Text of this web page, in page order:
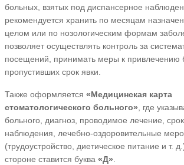
больных, взятых под диспансерное
рекомендуется хранить по месяцам
целом или по нозологическим формам
позволяет осуществлять контроль за
посещений, принимать меры к привлечению
пропустивших срок явки.
Также оформляется «Медицинская карта
стоматологического больного», где
больного, диагноз, проводимое лечение,
наблюдения, лечебно-оздоровительные
(трудоустройство, диетическое питание и т.
стороне ставится буква «Д».